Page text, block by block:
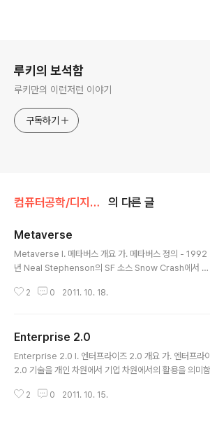
루키의 보석함
루키만의 이런저런 이야기
구독하기
컴퓨터공학/디지털서비스 의 다른 글
Metaverse
Metaverse I. 메타버스 개요 가. 메타버스 정의 - 1992
년 Neal Stephenson의 SF 소스 Snow Crash에서 처
화적 활동을 하게 되는 가상의 세계를 의미함 - 세컨드라이
eration Studies Foundation)에서 향후 10년간 3D 웹
응용서비스 분야의 시장 동향 및 전망에 대한 메타버스 로
드맵 작성을 합의 - Web 2.0 기술 - 3D 영상 기술 (X3D
표현을 확장 및 강화하기 위한 다양한 방법들의 논의 II 메
2 0 2011. 10. 18.
Enterprise 2.0
Enterprise 2.0 I. 엔터프라이즈 2.0 개요 가. 엔터프라
2.0 기술을 개인 차원에서 기업 차원에서의 활용을 의미
- 참여와 공유를 지향하는 Web 2.0의 기본 패러다임과
2 0 2011. 10. 15.